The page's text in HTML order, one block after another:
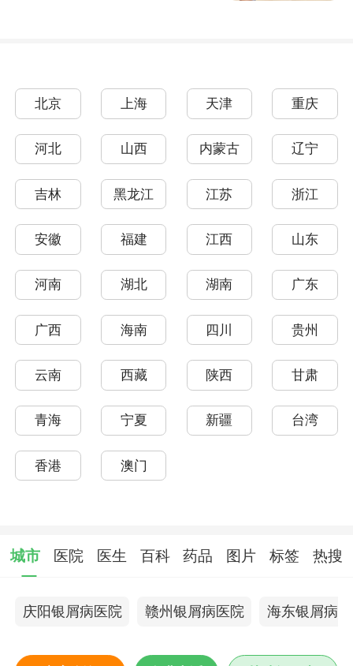
北京 上海 天津 重庆
河北 山西 内蒙古 辽宁
吉林 黑龙江 江苏 浙江
安徽 福建 江西 山东
河南 湖北 湖南 广东
广西 海南 四川 贵州
云南 西藏 陕西 甘肃
青海 宁夏 新疆 台湾
香港 澳门
城市 医院 医生 百科 药品 图片 标签 热搜
庆阳银屑病医院 赣州银屑病医院 海东银屑病